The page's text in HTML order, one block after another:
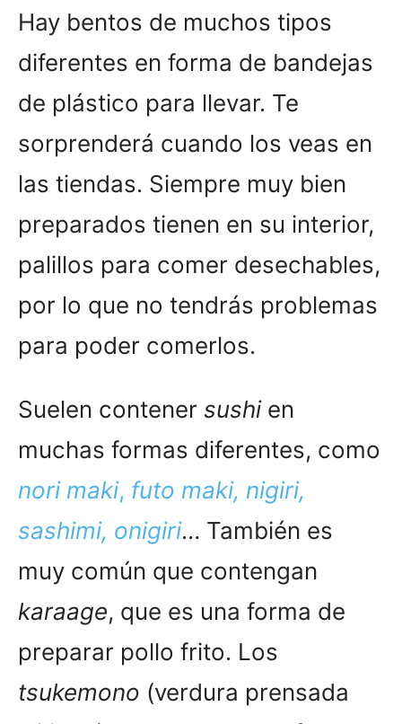
Hay bentos de muchos tipos
diferentes en forma de bandejas
de plástico para llevar. Te
sorprenderá cuando los veas en
las tiendas. Siempre muy bien
preparados tienen en su interior,
palillos para comer desechables,
por lo que no tendrás problemas
para poder comerlos.
Suelen contener sushien
muchas formas diferentes, como
nori maki, futo maki, nigiri,
sashimi, onigiri… También es
muy común que contengan
karaage, que es una forma de
preparar pollo frito. Los
tsukemono (verdura prensada